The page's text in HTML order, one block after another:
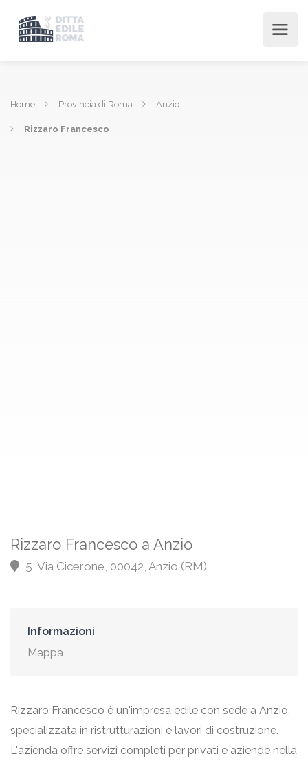
Home Provincia di Roma Anzio
Rizzaro Francesco
Rizzaro Francesco a Anzio
5, Via Cicerone, 00042, Anzio (RM)
Informazioni
Mappa
Rizzaro Francesco è un'impresa edile con sede a Anzio,
specializzata in ristrutturazioni e lavori di costruzione.
L'azienda offre servizi completi per privati e aziende nella